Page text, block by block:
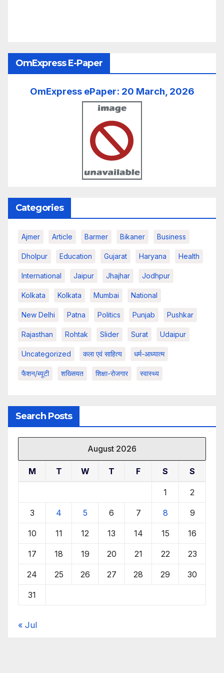
OmExpress E-Paper
OmExpress ePaper: 20 March, 2026
Categories
Ajmer Article Barmer Bikaner Business
Dholpur Education Gujarat Haryana Health
International Jaipur Jhajhar Jodhpur
Kolkata Kolkata Mumbai National
New Delhi Patna Politics Punjab Pushkar
Rajasthan Rohtak Slider Surat Udaipur
Uncategorized कला एवं साहित्य धर्म-आध्यात्म
फैशन/ब्यूटी शख्सियत शिक्षा-रोजगार स्वास्थ्य
Search Posts
August 2026
M T W T F S S
1 2
3 4 5 6 7 8 9
10 11 12 13 14 15 16
17 18 19 20 21 22 23
24 25 26 27 28 29 30
31
« Jul